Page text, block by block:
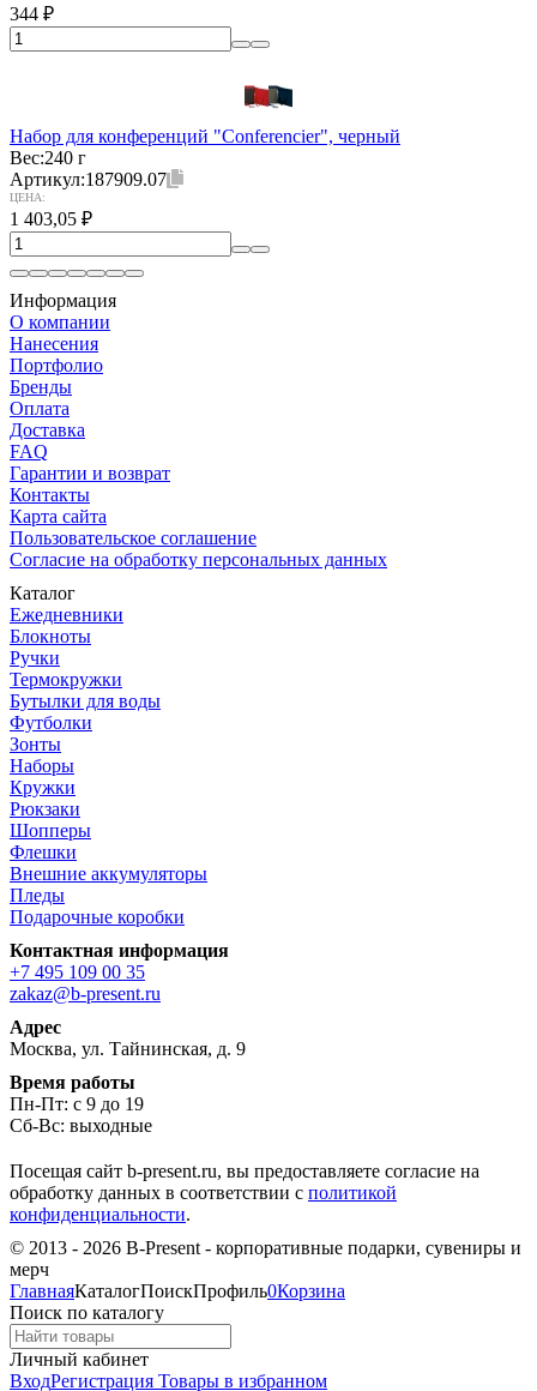
344 ₽
Набор для конференций "Conferencier", черный
Вес:240 г
Артикул:187909.07
ЦЕНА:
1 403,05 ₽
Информация
О компании
Нанесения
Портфолио
Бренды
Оплата
Доставка
FAQ
Гарантии и возврат
Контакты
Карта сайта
Пользовательское соглашение
Согласие на обработку персональных данных
Каталог
Ежедневники
Блокноты
Ручки
Термокружки
Бутылки для воды
Футболки
Зонты
Наборы
Кружки
Рюкзаки
Шопперы
Флешки
Внешние аккумуляторы
Пледы
Подарочные коробки
Контактная информация
+7 495 109 00 35
zakaz@b-present.ru
Адрес
Москва, ул. Тайнинская, д. 9
Время работы
Пн-Пт: с 9 до 19
Сб-Вс: выходные
Посещая сайт b-present.ru, вы предоставляете согласие на
обработку данных в соответствии с политикой
конфиденциальности.
© 2013 - 2026 B-Present - корпоративные подарки, сувениры и
мерч
ГлавнаяКаталогПоискПрофиль0Корзина
Поиск по каталогу
Личный кабинет
ВходРегистрация Товары в избранном